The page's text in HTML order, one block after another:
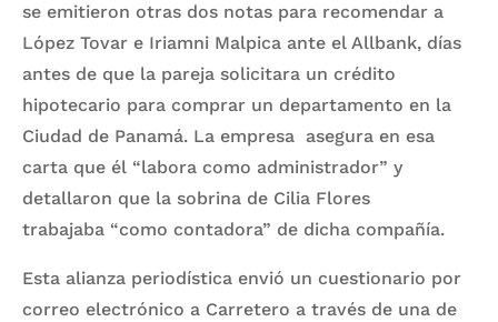
se emitieron otras dos notas para recomendar a
López Tovar e Iriamni Malpica ante el Allbank, días
antes de que la pareja solicitara un crédito
hipotecario para comprar un departamento en la
Ciudad de Panamá. La empresa asegura en esa
carta que él “labora como administrador” y
detallaron que la sobrina de Cilia Flores
trabajaba “como contadora” de dicha compañía.
Esta alianza periodística envió un cuestionario por
correo electrónico a Carretero a través de una de